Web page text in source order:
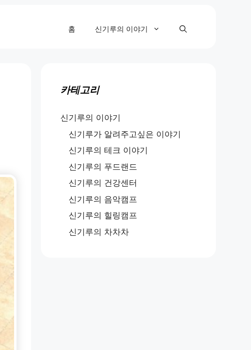
홈 신기루의 이야기
카테고리
신기루의 이야기
신기루가 알려주고싶은 이야기
신기루의 테크 이야기
신기루의 푸드랜드
신기루의 건강센터
신기루의 음악캠프
신기루의 힐링캠프
신기루의 차차차